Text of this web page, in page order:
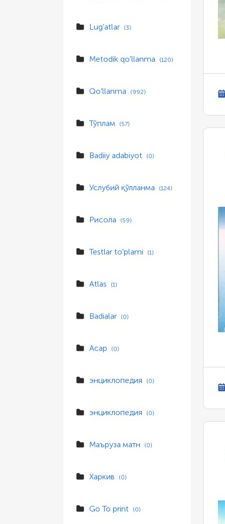
Lug'atlar (3)
Metodik qo'llanma (120)
Qo'llanma (992)
Тўплам (57)
Badiiy adabiyot (0)
Услубий қўлланма (124)
Рисола (59)
Testlar to'plami (1)
Atlas (1)
Badialar (0)
Асар (0)
энциклопедия (0)
энциклопедия (0)
Маъруза матн (0)
Харкив (0)
Go To print (0)